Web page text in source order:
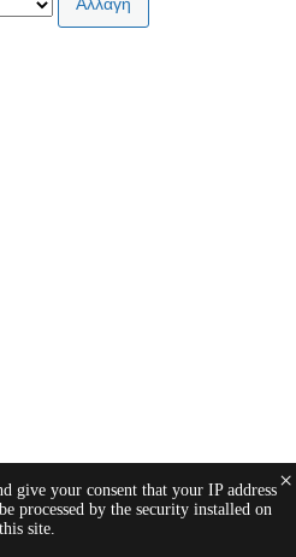
give your consent that your IP address
processed by the security installed on
this site.
×